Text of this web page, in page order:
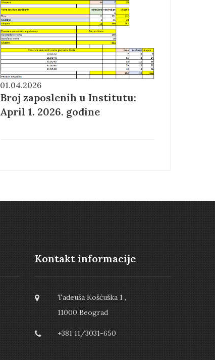
01.04.2026
Broj zaposlenih u Institutu:
April 1. 2026. godine
Kontakt informacije
Tadeuša Košćuška 1 ,
11000 Beograd
+381 11/3031-650